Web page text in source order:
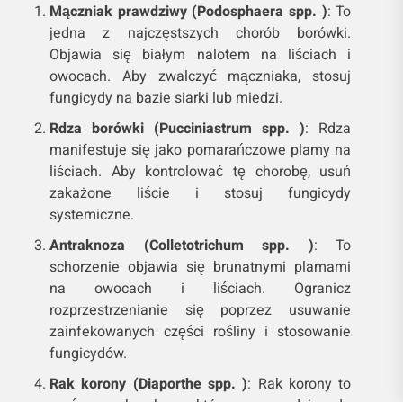
Mączniak prawdziwy (Podosphaera spp. ): To
jedna z najczęstszych chorób borówki.
Objawia się białym nalotem na liściach i
owocach. Aby zwalczyć mączniaka, stosuj
fungicydy na bazie siarki lub miedzi.
Rdza borówki (Pucciniastrum spp. ): Rdza
manifestuje się jako pomarańczowe plamy na
liściach. Aby kontrolować tę chorobę, usuń
zakażone liście i stosuj fungicydy
systemiczne.
Antraknoza (Colletotrichum spp. ): To
schorzenie objawia się brunatnymi plamami
na owocach i liściach. Ogranicz
rozprzestrzenianie się poprzez usuwanie
zainfekowanych części rośliny i stosowanie
fungicydów.
Rak korony (Diaporthe spp. ): Rak korony to